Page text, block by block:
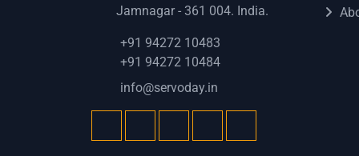
Jamnagar - 361 004. India.
+91 94272 10483
+91 94272 10484
info@servoday.in